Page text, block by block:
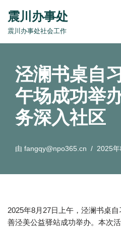
跳
震川办事处
震川办事处社会工作
泾澜书桌自
午场成功举
务深入社区
由 fangqy@npo365.cn 2025年
2025年8月27日上午，泾澜书桌
善泾美公益驿站成功举办。本次